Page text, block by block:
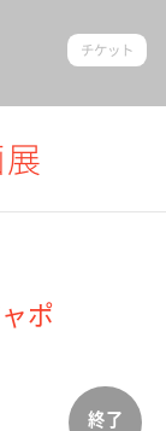
チケット
終了
ポ